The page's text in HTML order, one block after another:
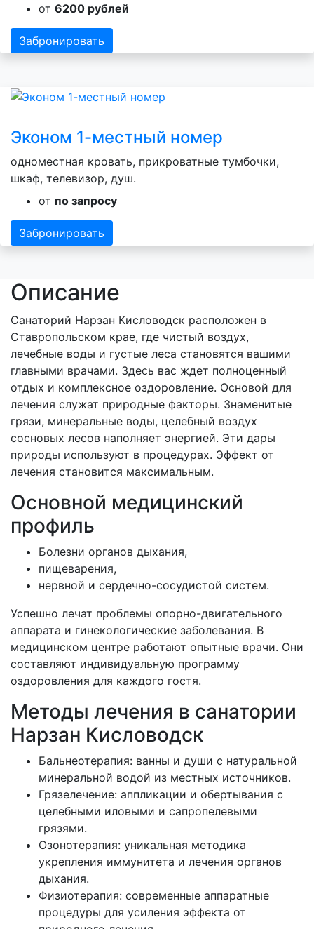
от 6200 рублей
Забронировать
Эконом 1-местный номер
одноместная кровать, прикроватные тумбочки,
шкаф, телевизор, душ.
от по запросу
Забронировать
Описание
Санаторий Нарзан Кисловодск расположен в
Ставропольском крае, где чистый воздух,
лечебные воды и густые леса становятся вашими
главными врачами. Здесь вас ждет полноценный
отдых и комплексное оздоровление. Основой для
лечения служат природные факторы. Знаменитые
грязи, минеральные воды, целебный воздух
сосновых лесов наполняет энергией. Эти дары
природы используют в процедурах. Эффект от
лечения становится максимальным.
Основной медицинский
профиль
Болезни органов дыхания,
пищеварения,
нервной и сердечно-сосудистой систем.
Успешно лечат проблемы опорно-двигательного
аппарата и гинекологические заболевания. В
медицинском центре работают опытные врачи. Они
составляют индивидуальную программу
оздоровления для каждого гостя.
Методы лечения в санатории
Нарзан Кисловодск
Бальнеотерапия: ванны и души с натуральной
минеральной водой из местных источников.
Грязелечение: аппликации и обертывания с
целебными иловыми и сапропелевыми
грязями.
Озонотерапия: уникальная методика
укрепления иммунитета и лечения органов
дыхания.
Физиотерапия: современные аппаратные
процедуры для усиления эффекта от